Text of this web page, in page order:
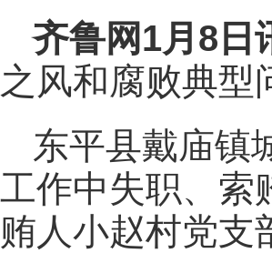
齐鲁网 1月8日
之风和腐败典型
东平县戴庙镇
工作中失职、索
贿人小赵村党支